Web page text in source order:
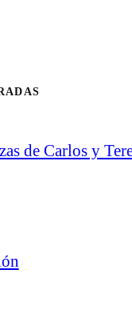
de Carlos y